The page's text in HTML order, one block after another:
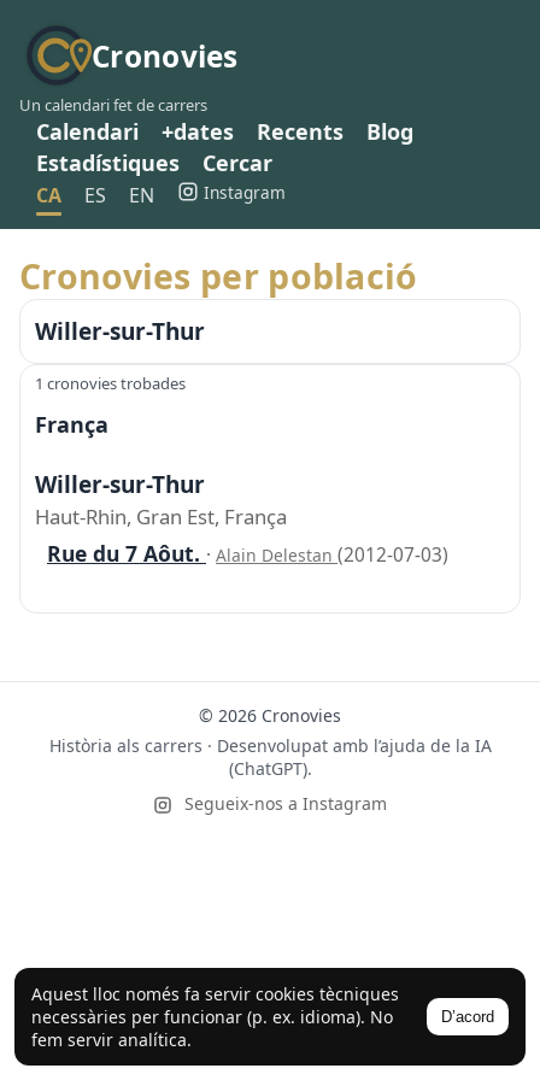
Cronovies
Un calendari fet de carrers
Calendari +dates Recents
Blog
Estadístiques
Cercar
CA ES EN Instagram
Aquest lloc només fa servir cookies tècniques
necessàries per funcionar (p. ex. idioma). No
fem servir analítica.
D’acord
Cronovies per població
Willer-sur-Thur
1 cronovies trobades
França
Willer-sur-Thur
Haut-Rhin, Gran Est, França
Rue du 7 Aôut. · Alain Delestan (2012-07-03)
© 2026 Cronovies
Història als carrers · Desenvolupat amb l’ajuda de la IA
(ChatGPT).
Segueix-nos a Instagram